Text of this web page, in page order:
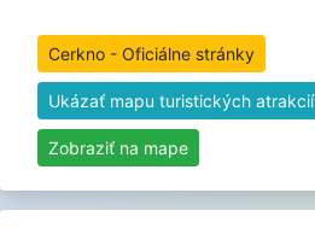
Cerkno - Oficiálne stránky
Ukázať mapu turistických atrakcií
Zobraziť na mape